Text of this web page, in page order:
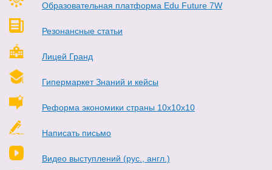
Образовательная платформа Edu Future 7W
Резонансные статьи
Лицей Гранд
Гипермаркет Знаний и кейсы
Реформа экономики страны 10х10х10
Написать письмо
Видео выступлений (рус., англ.)